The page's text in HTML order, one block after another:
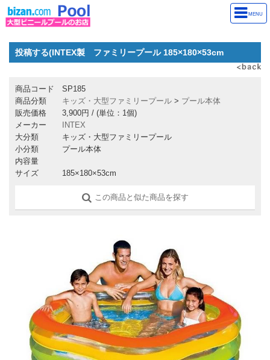
MENU
投稿する(INTEX製 ファミリープール 185×180×53cm
商品コード
SP185
商品分類
キッズ・大型ファミリープール > プール本体
販売価格
3,900円 / (単位：1個)
メーカー
INTEX
大分類
キッズ・大型ファミリープール
小分類
プール本体
内容量
サイズ
185×180×53cm
この商品と似た商品を探す